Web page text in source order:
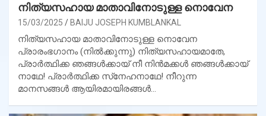
നിത്യസഹായ മാതാവിനോടുള്ള നൊവേന
15/03/2025 BAIJU JOSEPH KUMBLANKAL
നിത്യസഹായ മാതാവിനോടുള്ള നൊവേന
പ്രാരംഭഗാനം (നില്‍ക്കുന്നു) നിത്യസഹായമാതേ,
പ്രാര്‍ത്ഥിക്ക ഞങ്ങള്‍ക്കായ് നീ നിന്‍മക്കള്‍ ഞങ്ങള്‍ക്കായ്
നാഥേ! പ്രാര്‍ത്ഥിക്ക സ്‌നേഹനാഥേ! നീറുന്ന
മാനസങ്ങള്‍ ആയിരമായിരങ്ങള്‍…